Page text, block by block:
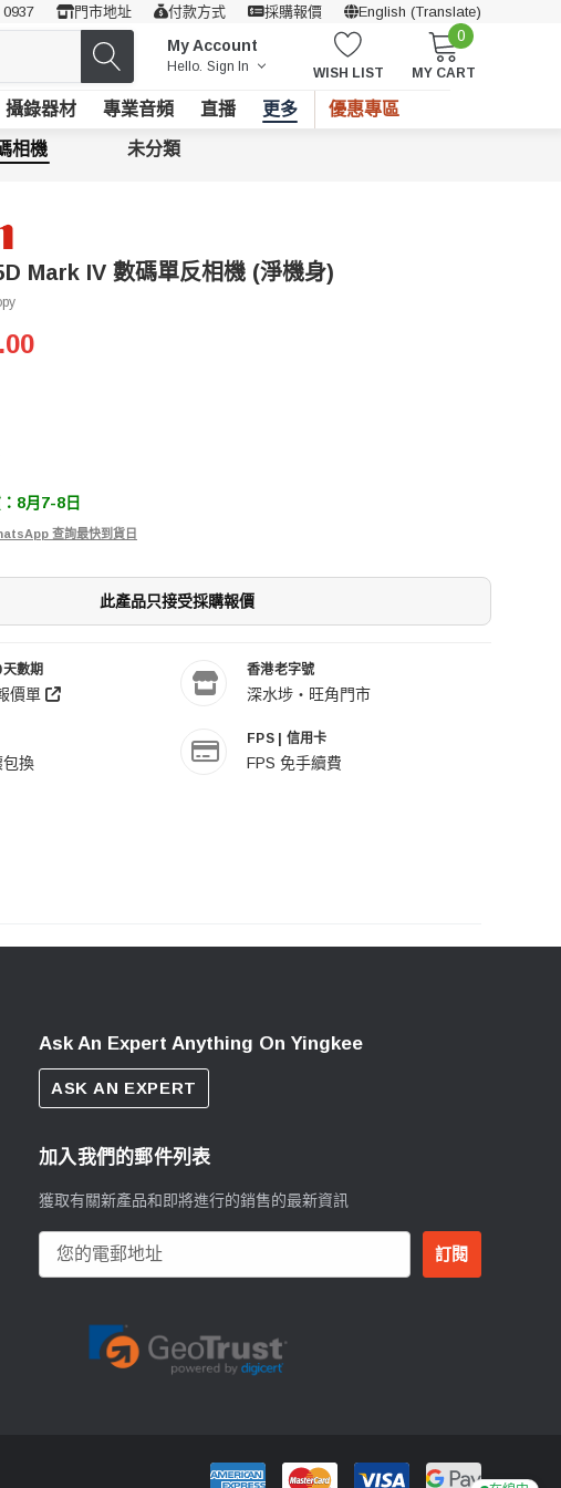
門市地址 付款方式 採購報價 English (Translate)
My Account
Hello. Sign In WISH LIST
0
MY CART
攝錄器材 專業音頻 直播 更多 優惠專區
相機 未分類
Mark IV 數碼單反相機 (淨機身)
8月7-8日
查詢最快到貨日
此產品只接受採購報價
數期
價單
香港老字號
深水埗・旺角門市
包換
FPS | 信用卡
FPS 免手續費
Ask An Expert Anything On Yingkee
ASK AN EXPERT
加入我們的郵件列表
獲取有關新產品和即將進行的銷售的最新資訊
郵